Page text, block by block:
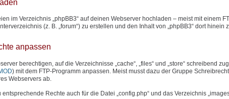
im Verzeichnis „phpBB3“ auf deinen Webserver hochladen – meist mit einem
(z. B. „forum“) zu erstellen und den Inhalt von „phpBB3“ dort hinein
anpassen
berechtigen, auf die Verzeichnisse „cache“, „files“ und „store“ schreibend
) mit dem FTP-Programm anpassen. Meist musst dazu der Gruppe
Webservers ab.
entsprechende Rechte auch für die Datei „config.php“ und das Verzeichnis